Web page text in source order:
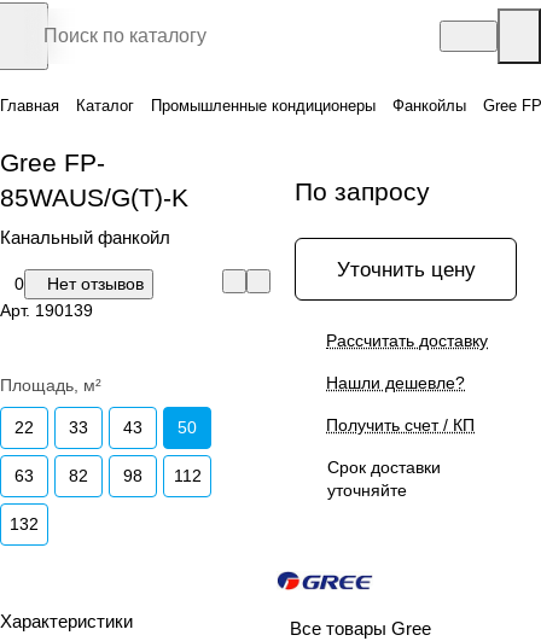
Главная Каталог Промышленные кондиционеры Фанкойлы Gree
Gree FP-
85WAUS/G(T)-K
Канальный фанкойл
0
Нет отзывов
Арт. 190139
Площадь, м²
22 33 43 50
63 82 98 112
132
Характеристики
По запросу
Уточнить цену
Рассчитать доставку
Нашли дешевле?
Получить счет / КП
Срок доставки
уточняйте
Все товары Gree